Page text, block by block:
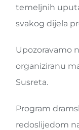
temeljnih
svakog dijela
Upozoravamo
organiziranu
Susreta.
Program
redoslijedom